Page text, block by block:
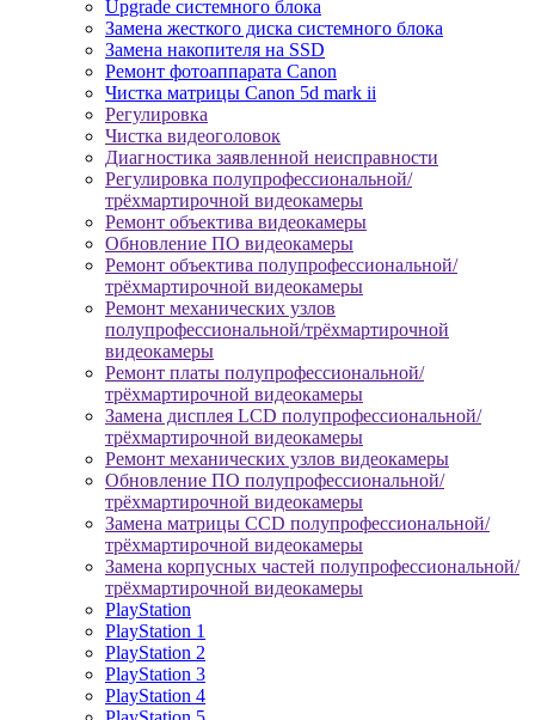
Upgrade системного блока
Замена жесткого диска системного блока
Замена накопителя на SSD
Ремонт фотоаппарата Canon
Чистка матрицы Canon 5d mark ii
Регулировка
Чистка видеоголовок
Диагностика заявленной неисправности
Регулировка полупрофессиональной/
трёхмартирочной видеокамеры
Ремонт объектива видеокамеры
Обновление ПО видеокамеры
Ремонт объектива полупрофессиональной/
трёхмартирочной видеокамеры
Ремонт механических узлов
полупрофессиональной/трёхмартирочной
видеокамеры
Ремонт платы полупрофессиональной/
трёхмартирочной видеокамеры
Замена дисплея LCD полупрофессиональной/
трёхмартирочной видеокамеры
Ремонт механических узлов видеокамеры
Обновление ПО полупрофессиональной/
трёхмартирочной видеокамеры
Замена матрицы CCD полупрофессиональной/
трёхмартирочной видеокамеры
Замена корпусных частей полупрофессиональной/
трёхмартирочной видеокамеры
PlayStation
PlayStation 1
PlayStation 2
PlayStation 3
PlayStation 4